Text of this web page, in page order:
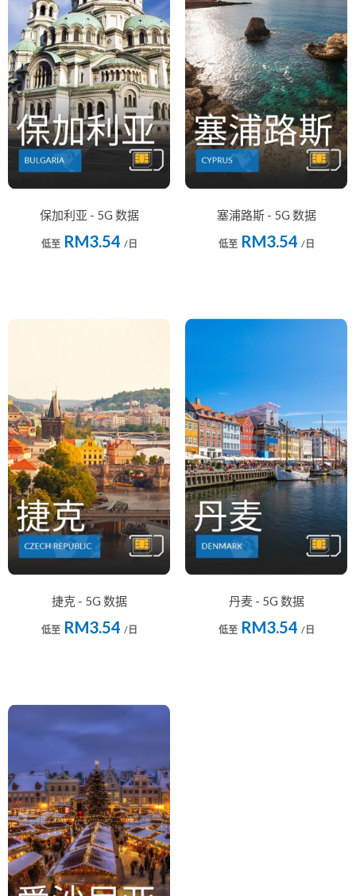
保加利亚 - 5G 数据
低至RM3.54 /日
塞浦路斯 - 5G 数据
低至RM3.54 /日
捷克 - 5G 数据
低至RM3.54 /日
丹麦 - 5G 数据
低至RM3.54 /日